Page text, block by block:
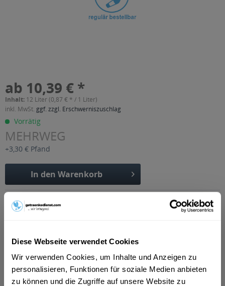
Diese Webseite verwendet Cookies
Wir verwenden Cookies, um Inhalte und Anzeigen zu
personalisieren, Funktionen für soziale Medien anbieten
zu können und die Zugriffe auf unsere Website zu
ab 10,39 € *
Inhalt: 12 Liter (0,87 € * / 1 Liter)
inkl. MwSt. ggf. zzgl. Erschwerniszuschlag
Vorrätig
MEHRWEG
+3,30 € Pfand
In den Warenkorb
Artikel-Nr.:
Verfügbar in:
mehr
"Vivaris ACE 12 x 1l"
Geschmacksrichtung:
ACE